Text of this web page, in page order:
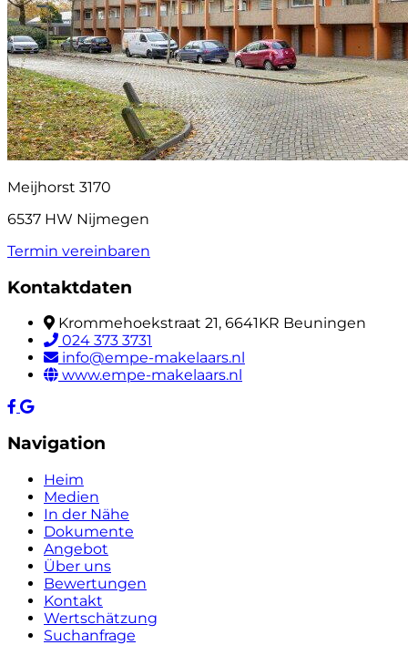
Meijhorst 3170
6537 HW Nijmegen
Termin vereinbaren
Kontaktdaten
Krommehoekstraat 21, 6641KR Beuningen
024 373 3731
info@empe-makelaars.nl
www.empe-makelaars.nl
Navigation
Heim
Medien
In der Nähe
Dokumente
Angebot
Über uns
Bewertungen
Kontakt
Wertschätzung
Suchanfrage